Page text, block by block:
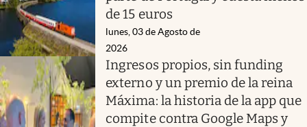
de 15 euros
lunes, 03 de Agosto de
2026
Ingresos propios, sin funding
externo y un premio de la reina
Máxima: la historia de la app que
compite contra Google Maps y